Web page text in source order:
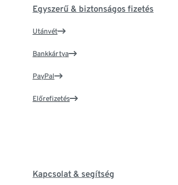
Egyszerű & biztonságos fizetés
Utánvét
Bankkártya
PayPal
Előrefizetés
Kapcsolat & segítség